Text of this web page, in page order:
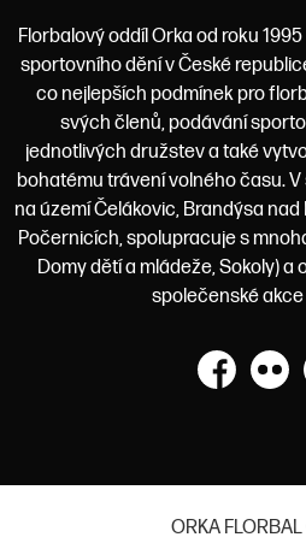
Florbalový oddíl Orka od roku
sportovního dění v České
co nejlepších podmínek pro
svých členů, podávání
jednotlivých družstev a také
bohatému trávení volného času.
na území Čelákovic, Brandýsa
Počernicích, spolupracuje s
Domy dětí a mládeže, Sokoly)
společenské
Facebook
Flickr
ORKA